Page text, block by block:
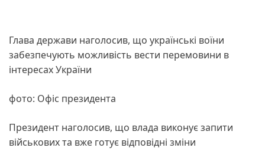
Глава держави наголосив, що українські воїни
забезпечують можливість вести перемовини в
інтересах України
фото: Офіс президента
Президент наголосив, що влада виконує запити
військових та вже готує відповідні зміни